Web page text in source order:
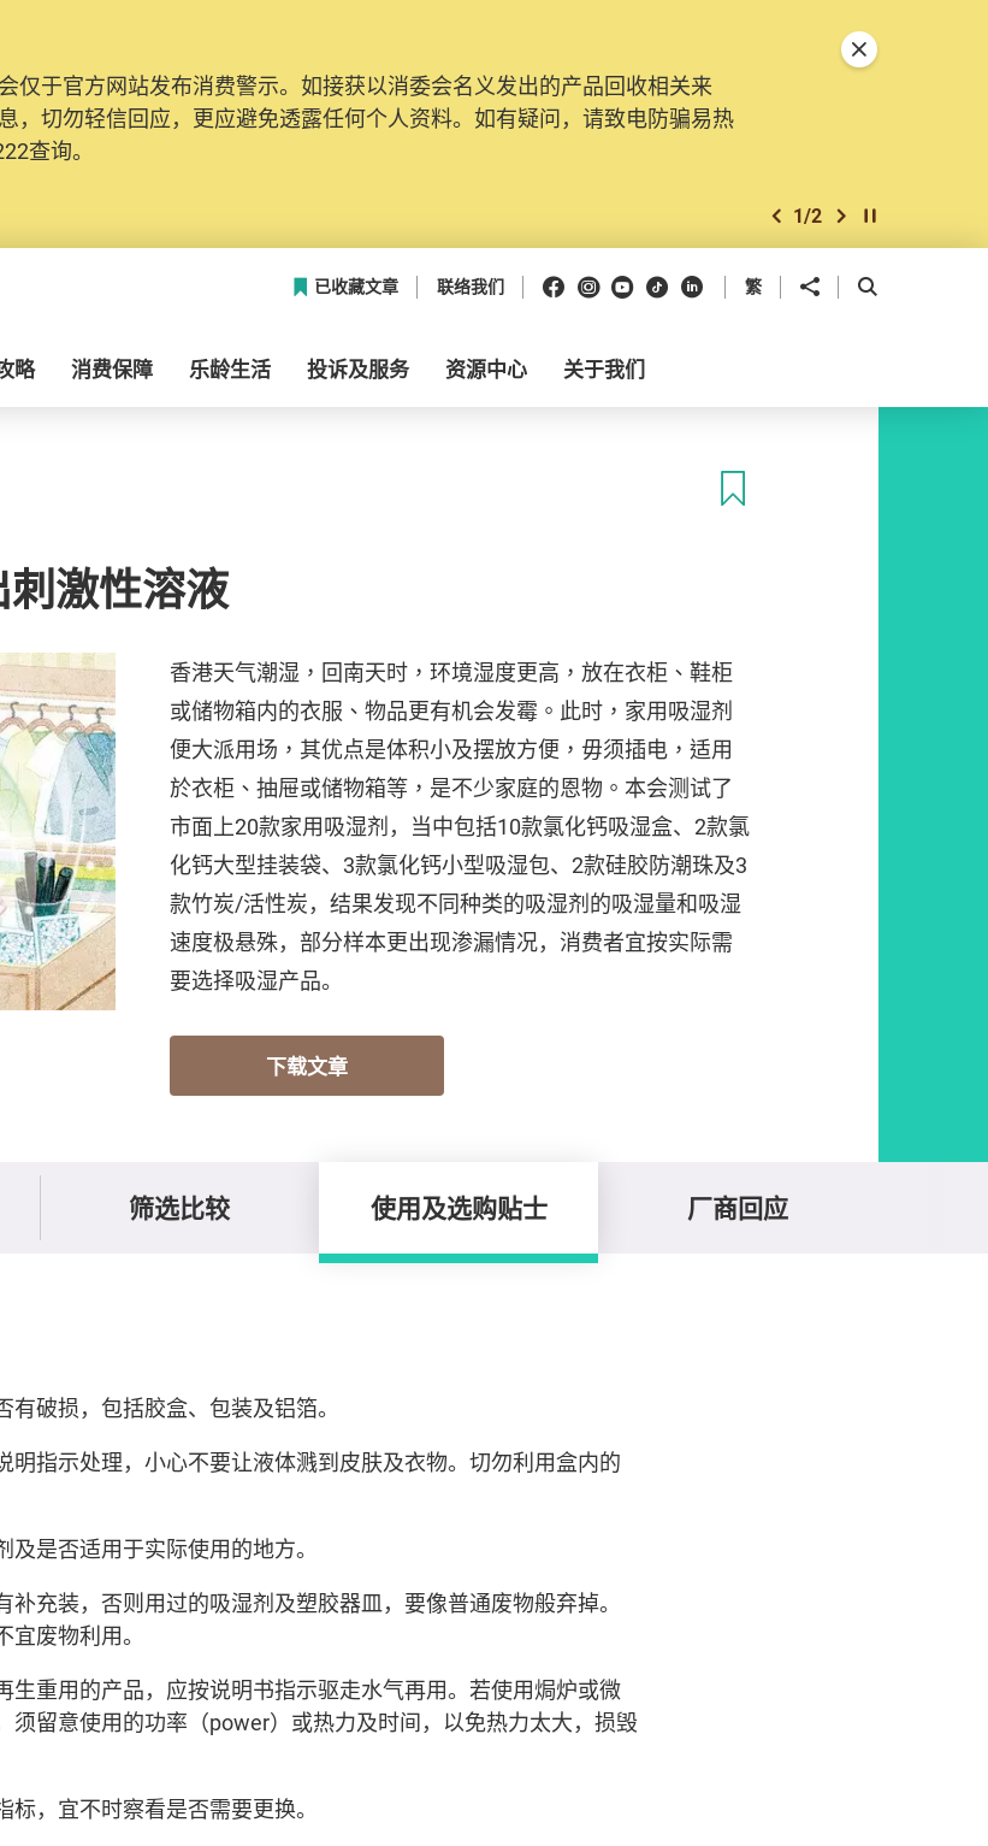
仅于官方网站发布消费警示。如接获以消委会名义发出的产品回收相关来
，切勿轻信回应，更应避免透露任何个人资料。如有疑问，请致电防骗易热
查询。
上一个
1/2 下一个开始/暂停幻灯
关闭特別通告
已收藏文章 联络我们 Facebook
Instagram
Youtube
抖音领英 繁 分享到 开启搜寻框
略 消费保障 乐龄生活 投诉及服务 资源中心 关于我们
激性溶液
香港天气潮湿，回南天时，环境湿度更高，放在衣柜、鞋柜
或储物箱内的衣服、物品更有机会发霉。此时，家用吸湿剂
便大派用场，其优点是体积小及摆放方便，毋须插电，适用
於衣柜、抽屉或储物箱等，是不少家庭的恩物。本会测试了
市面上20款家用吸湿剂，当中包括10款氯化钙吸湿盒、2款氯
化钙大型挂装袋、3款氯化钙小型吸湿包、2款硅胶防潮珠及3
款竹炭/活性炭，结果发现不同种类的吸湿剂的吸湿量和吸湿
速度极悬殊，部分样本更出现渗漏情况，消费者宜按实际需
要选择吸湿产品。
下载文章
筛选比较 使用及选购贴士 厂商回应
破损，包括胶盒、包装及铝箔。
明指示处理，小心不要让液体溅到皮肤及衣物。切勿利用盒内的
是否适用于实际使用的地方。
补充装，否则用过的吸湿剂及塑胶器皿，要像普通废物般弃掉。
废物利用。
生重用的产品，应按说明书指示驱走水气再用。若使用焗炉或微
须留意使用的功率（power）或热力及时间，以免热力太大，损毁
，宜不时察看是否需要更换。